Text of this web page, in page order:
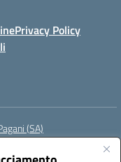
Privacy Policy
(SA)